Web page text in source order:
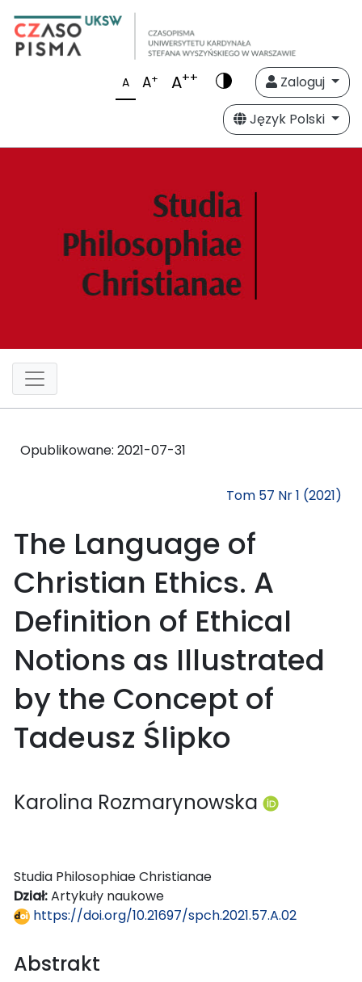
A A+ A++
Zaloguj
Język Polski
Opublikowane: 2021-07-31
Tom 57 Nr 1 (2021)
The Language of
Christian Ethics. A
Definition of Ethical
Notions as Illustrated
by the Concept of
Tadeusz Ślipko
Karolina Rozmarynowska
Studia Philosophiae Christianae
Dział:Artykuły naukowe
https://doi.org/10.21697/spch.2021.57.A.02
Abstrakt